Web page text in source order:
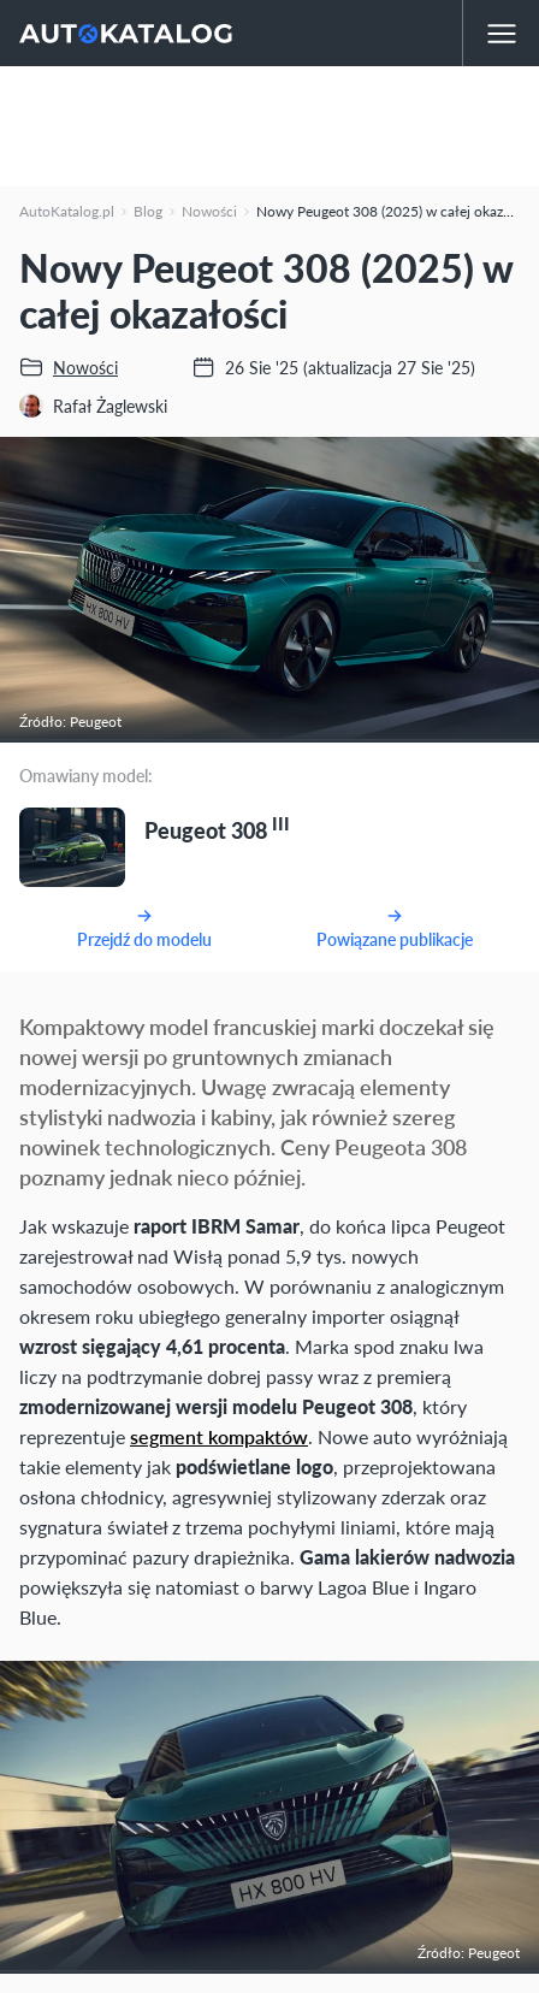
AutoKatalog.pl Blog Nowości Nowy Peugeot 308 (2025) w całej okazałości
Nowy Peugeot 308 (2025) w
całej okazałości
Nowości
Rafał Żaglewski
26 Sie '25 (aktualizacja 27 Sie '25)
Źródło: Peugeot
Omawiany model:
Peugeot 308 III
Przejdź do modelu Powiązane publikacje
Kompaktowy model francuskiej marki doczekał się
nowej wersji po gruntownych zmianach
modernizacyjnych. Uwagę zwracają elementy
stylistyki nadwozia i kabiny, jak również szereg
nowinek technologicznych. Ceny Peugeota 308
poznamy jednak nieco później.
Jak wskazuje raport IBRM Samar, do końca lipca Peugeot
zarejestrował nad Wisłą ponad 5,9 tys. nowych
samochodów osobowych. W porównaniu z analogicznym
okresem roku ubiegłego generalny importer osiągnął
wzrost sięgający 4,61 procenta. Marka spod znaku lwa
liczy na podtrzymanie dobrej passy wraz z premierą
zmodernizowanej wersji modelu Peugeot 308, który
reprezentujesegment kompaktów. Nowe auto wyróżniają
takie elementy jak podświetlane logo, przeprojektowana
osłona chłodnicy, agresywniej stylizowany zderzak oraz
sygnatura świateł z trzema pochyłymi liniami, które mają
przypominać pazury drapieżnika. Gama lakierów nadwozia
powiększyła się natomiast o barwy Lagoa Blue i Ingaro
Blue.
Źródło: Peugeot